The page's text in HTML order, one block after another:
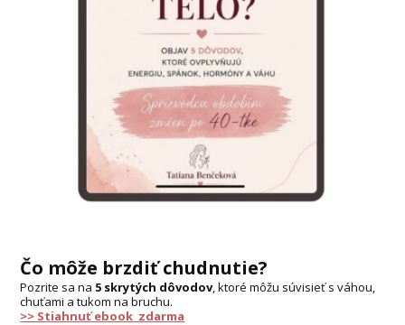
Čo môže brzdiť chudnutie?
Pozrite sa na 5 skrytých dôvodov, ktoré môžu súvisieť s váhou,
chuťami a tukom na bruchu.
>> Stiahnuť ebook zdarma